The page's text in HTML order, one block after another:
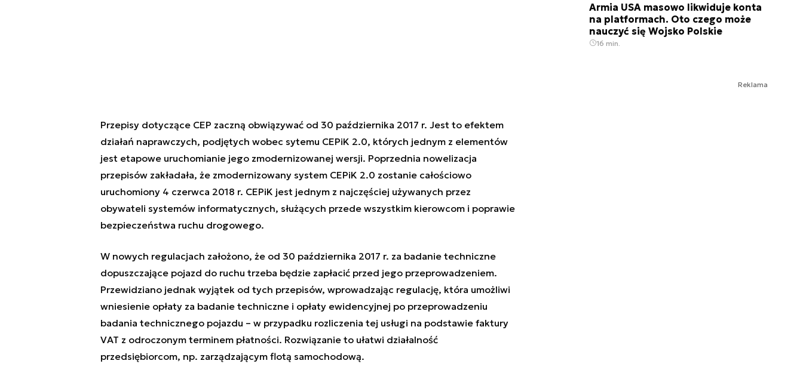
Przepisy dotyczące CEP zaczną obwiązywać od 30 października 2017 r. Jest to efektem
działań naprawczych, podjętych wobec sytemu CEPiK 2.0, których jednym z elementów
jest etapowe uruchomianie jego zmodernizowanej wersji. Poprzednia nowelizacja
przepisów zakładała, że zmodernizowany system CEPiK 2.0 zostanie całościowo
uruchomiony 4 czerwca 2018 r. CEPiK jest jednym z najczęściej używanych przez
obywateli systemów informatycznych, służących przede wszystkim kierowcom i poprawie
bezpieczeństwa ruchu drogowego.
W nowych regulacjach założono, że od 30 października 2017 r. za badanie techniczne
dopuszczające pojazd do ruchu trzeba będzie zapłacić przed jego przeprowadzeniem.
Przewidziano jednak wyjątek od tych przepisów, wprowadzając regulację, która umożliwi
wniesienie opłaty za badanie techniczne i opłaty ewidencyjnej po przeprowadzeniu
badania technicznego pojazdu – w przypadku rozliczenia tej usługi na podstawie faktury
VAT z odroczonym terminem płatności. Rozwiązanie to ułatwi działalność
przedsiębiorcom, np. zarządzającym flotą samochodową.
Armia USA masowo likwiduje konta
na platformach. Oto czego może
nauczyć się Wojsko Polskie
16 min.
Reklama